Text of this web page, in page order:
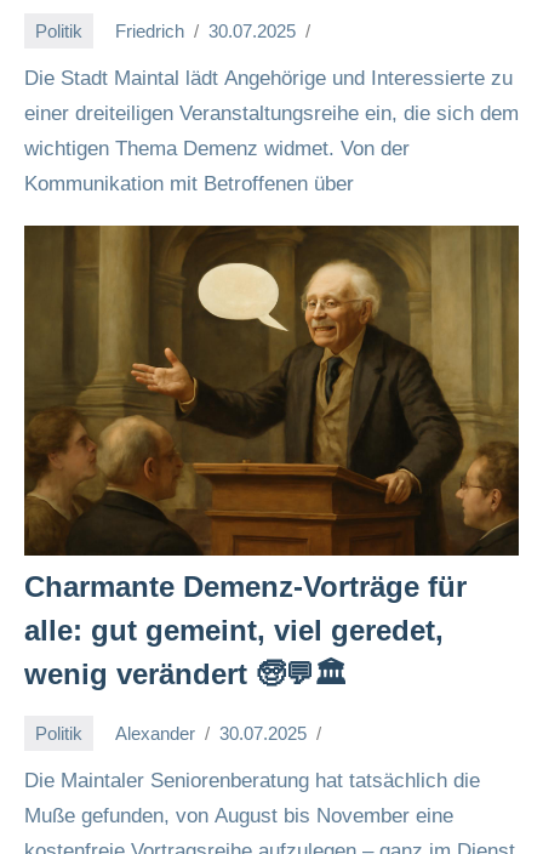
Politik Friedrich 30.07.2025
Die Stadt Maintal lädt Angehörige und Interessierte zu
einer dreiteiligen Veranstaltungsreihe ein, die sich dem
wichtigen Thema Demenz widmet. Von der
Kommunikation mit Betroffenen über
Charmante Demenz-Vorträge für
alle: gut gemeint, viel geredet,
wenig verändert 🧓💬🏛️
Politik Alexander 30.07.2025
Die Maintaler Seniorenberatung hat tatsächlich die
Muße gefunden, von August bis November eine